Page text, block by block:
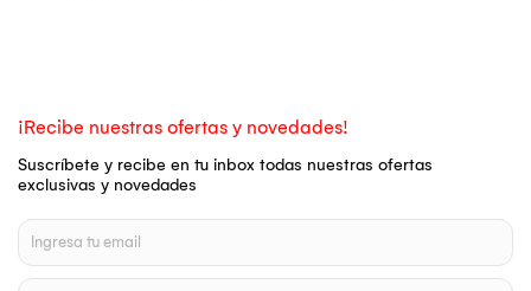
¡Recibe nuestras ofertas y novedades!
Suscríbete y recibe en tu inbox todas nuestras ofertas
exclusivas y novedades